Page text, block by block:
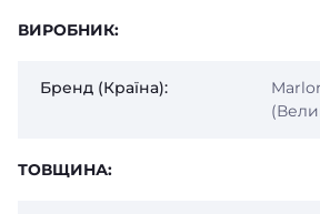
ВИРОБНИК:
Бренд (Країна):
ТОВЩИНА: